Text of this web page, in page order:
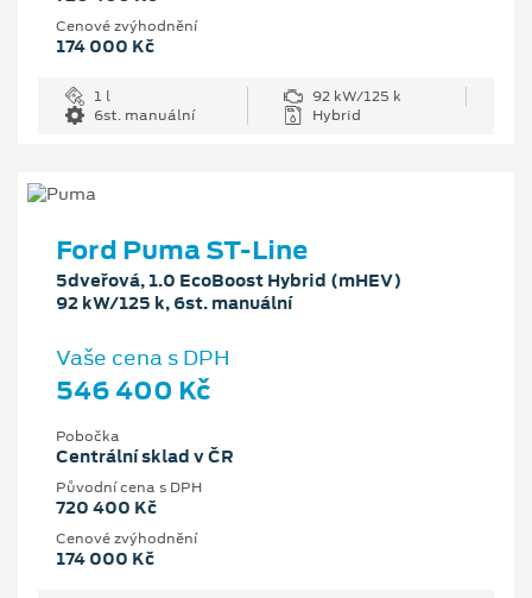
Cenové zvýhodnění
174 000 Kč
1 l
92 kW/125 k
6st. manuální
Hybrid
Ford Puma ST-Line
5dveřová, 1.0 EcoBoost Hybrid (mHEV)
92 kW/125 k, 6st. manuální
Vaše cena s DPH
546 400 Kč
Pobočka
Centrální sklad v ČR
Původní cena s DPH
720 400 Kč
Cenové zvýhodnění
174 000 Kč